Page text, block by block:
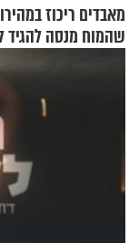
מאבדים ריכוז
שהמוח מנסה להגיד